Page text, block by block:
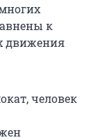
к
движения
человек